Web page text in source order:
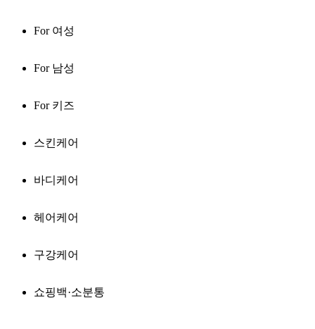
For 여성
For 남성
For 키즈
스킨케어
바디케어
헤어케어
구강케어
쇼핑백·소분통